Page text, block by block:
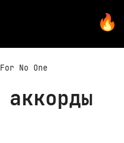
For No One